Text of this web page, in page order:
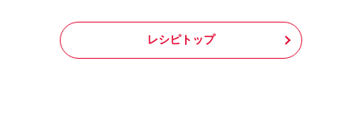
レシピトップ